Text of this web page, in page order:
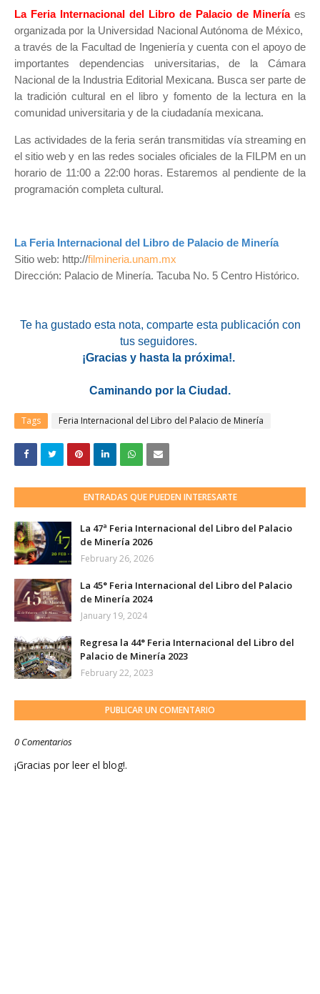
La Feria Internacional del Libro de Palacio de Mineríaes
organizada por la Universidad Nacional Autónoma de México,
a través de la Facultad de Ingeniería y cuenta con el apoyo de
importantes dependencias universitarias, de la Cámara
Nacional de la Industria Editorial Mexicana. Busca ser parte de
la tradición cultural en el libro y fomento de la lectura en la
comunidad universitaria y de la ciudadanía mexicana.
Las actividades de la feria serán transmitidas vía streaming en
el sitio web y en las redes sociales oficiales de la FILPM en un
horario de 11:00 a 22:00 horas. Estaremos al pendiente de la
programación completa cultural.
La Feria Internacional del Libro de Palacio de Minería
Sitio web: http://filmineria.unam.mx
Dirección: Palacio de Minería. Tacuba No. 5 Centro Histórico.
Te ha gustado esta nota, comparte esta publicación con
tus seguidores.
¡Gracias y hasta la próxima!.
Caminando por la Ciudad.
Tags Feria Internacional del Libro del Palacio de Minería
ENTRADAS QUE PUEDEN INTERESARTE
La 47ª Feria Internacional del Libro del Palacio
de Minería 2026
February 26, 2026
La 45° Feria Internacional del Libro del Palacio
de Minería 2024
January 19, 2024
Regresa la 44° Feria Internacional del Libro del
Palacio de Minería 2023
February 22, 2023
PUBLICAR UN COMENTARIO
0 Comentarios
¡Gracias por leer el blog!.